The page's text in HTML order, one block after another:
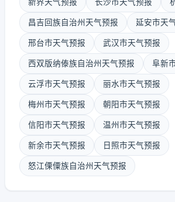
昌吉回族自治州天气预报 延安市天
邢台市天气预报 武汉市天气预报
西双版纳傣族自治州天气预报 阜新
云浮市天气预报 丽水市天气预报
梅州市天气预报 朝阳市天气预报
信阳市天气预报 温州市天气预报
新余市天气预报 日照市天气预报
怒江傈僳族自治州天气预报